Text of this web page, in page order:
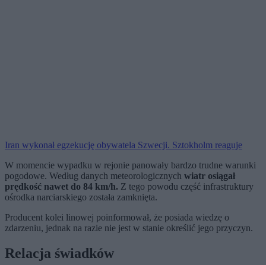
Iran wykonał egzekucję obywatela Szwecji. Sztokholm reaguje
W momencie wypadku w rejonie panowały bardzo trudne warunki
pogodowe. Według danych meteorologicznych wiatr osiągał
prędkość nawet do 84 km/h. Z tego powodu część infrastruktury
ośrodka narciarskiego została zamknięta.
Producent kolei linowej poinformował, że posiada wiedzę o
zdarzeniu, jednak na razie nie jest w stanie określić jego przyczyn.
Relacja świadków